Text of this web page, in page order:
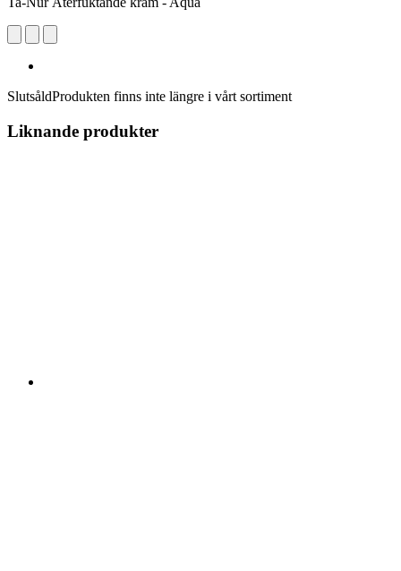
SlutsåldProdukten finns inte längre i vårt sortiment
Liknande produkter